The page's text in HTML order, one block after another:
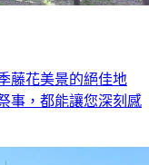
藤花美景的絕佳地
事，都能讓您深刻感